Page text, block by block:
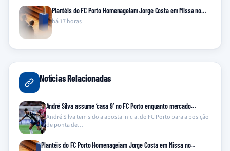
Plantéis do FC Porto Homenageiam Jorge Costa em Missa no…
há 17 horas
Notícias Relacionadas
André Silva assume ‘casa 9’ no FC Porto enquanto mercado…
André Silva tem sido a aposta inicial do FC Porto para a posição
de ponta de…
Plantéis do FC Porto Homenageiam Jorge Costa em Missa no…